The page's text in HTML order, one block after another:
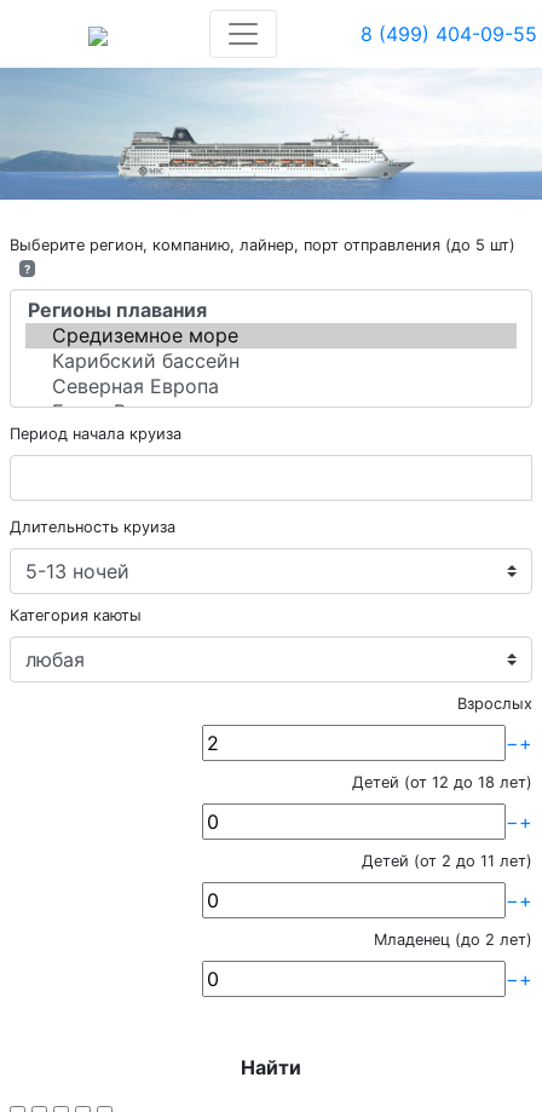
8 (499) 404-09-55
Выберите регион, компанию, лайнер, порт отправления (до 5 шт)
?
Период начала круиза
Длительность круиза
Категория каюты
Взрослых
−+
Детей (от 12 до 18 лет)
−+
Детей (от 2 до 11 лет)
−+
Младенец (до 2 лет)
−+
Найти